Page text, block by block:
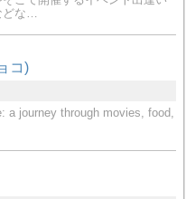
どな…
コ)
a journey through movies, food,